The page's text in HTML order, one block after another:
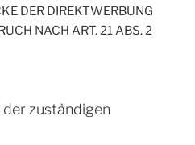
DER DIREKTWERBUNG
NACH ART. 21 ABS. 2
zuständigen